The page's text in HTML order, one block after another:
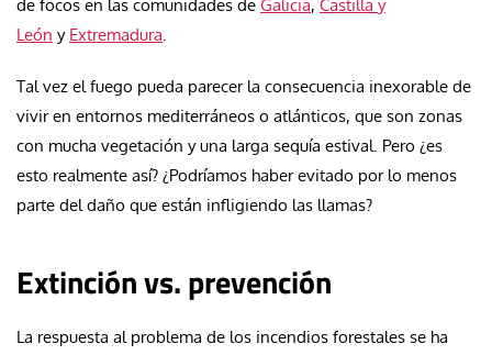
de focos en las comunidades de Galicia, Castilla y
León y Extremadura.
Tal vez el fuego pueda parecer la consecuencia inexorable de
vivir en entornos mediterráneos o atlánticos, que son zonas
con mucha vegetación y una larga sequía estival. Pero ¿es
esto realmente así? ¿Podríamos haber evitado por lo menos
parte del daño que están infligiendo las llamas?
Extinción vs. prevención
La respuesta al problema de los incendios forestales se ha